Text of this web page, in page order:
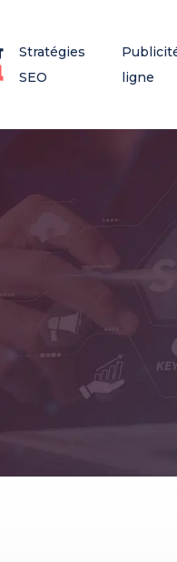
Stratégies
SEO
ligne